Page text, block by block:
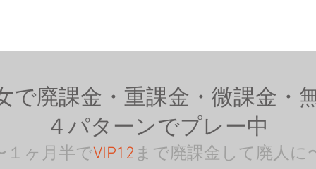
で廃課金・重課金・微課金・
４パターンでプレー中
１ヶ月半でVIP12 まで廃課金して廃人に